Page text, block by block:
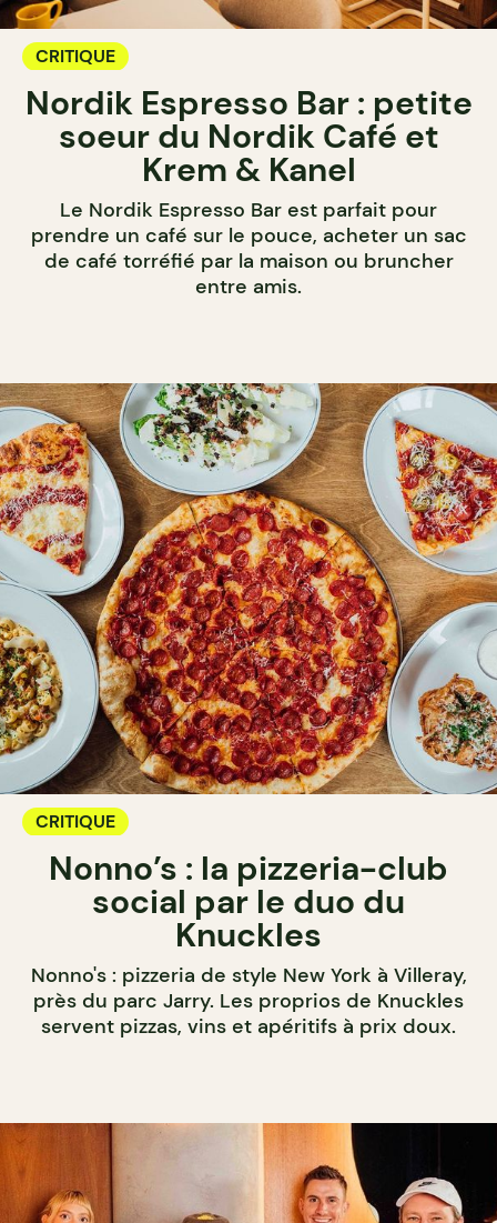
CRITIQUE
Nordik Espresso Bar : petite
soeur du Nordik Café et
Krem & Kanel
Le Nordik Espresso Bar est parfait pour
prendre un café sur le pouce, acheter un sac
de café torréfié par la maison ou bruncher
entre amis.
CRITIQUE
Nonno’s : la pizzeria-club
social par le duo du
Knuckles
Nonno's : pizzeria de style New York à Villeray,
près du parc Jarry. Les proprios de Knuckles
servent pizzas, vins et apéritifs à prix doux.